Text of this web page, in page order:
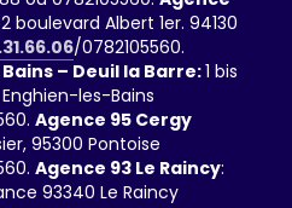
boulevard Albert 1er. 94130
/0782105560.
– Deuil la Barre:1 bis
les-Bains
Agence 95 Cergy
95300 Pontoise
Agence 93 Le Raincy:
93340 Le Raincy